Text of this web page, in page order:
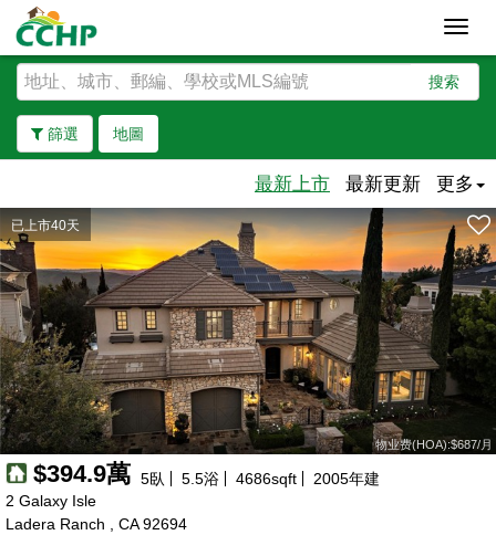
搜索
篩選 地圖
去除邊界
最新上市 最新更新 更多
已上市40天
物业费(HOA):$687/月
$394.9萬 5臥 5.5浴 4686sqft 2005年建
2 Galaxy Isle
Ladera Ranch , CA 92694